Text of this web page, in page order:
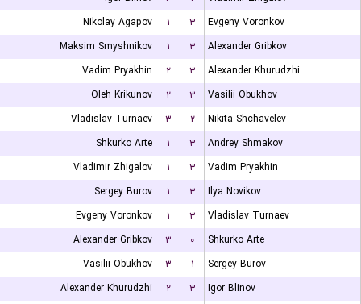
Nikolay Agapov
۱ ۳
Evgeny Voronkov
Maksim Smyshnikov
۱ ۳
Alexander Gribkov
Vadim Pryakhin
۲ ۳
Alexander Khurudzhi
Oleh Krikunov
۲ ۳
Vasilii Obukhov
Vladislav Turnaev
۳ ۲
Nikita Shchavelev
Shkurko Arte
۱ ۳
Andrey Shmakov
Vladimir Zhigalov
۱ ۳
Vadim Pryakhin
Sergey Burov
۱ ۳
Ilya Novikov
Evgeny Voronkov
۱ ۳
Vladislav Turnaev
Alexander Gribkov
۳ ۰
Shkurko Arte
Vasilii Obukhov
۳ ۱
Sergey Burov
Alexander Khurudzhi
۲ ۳
Igor Blinov